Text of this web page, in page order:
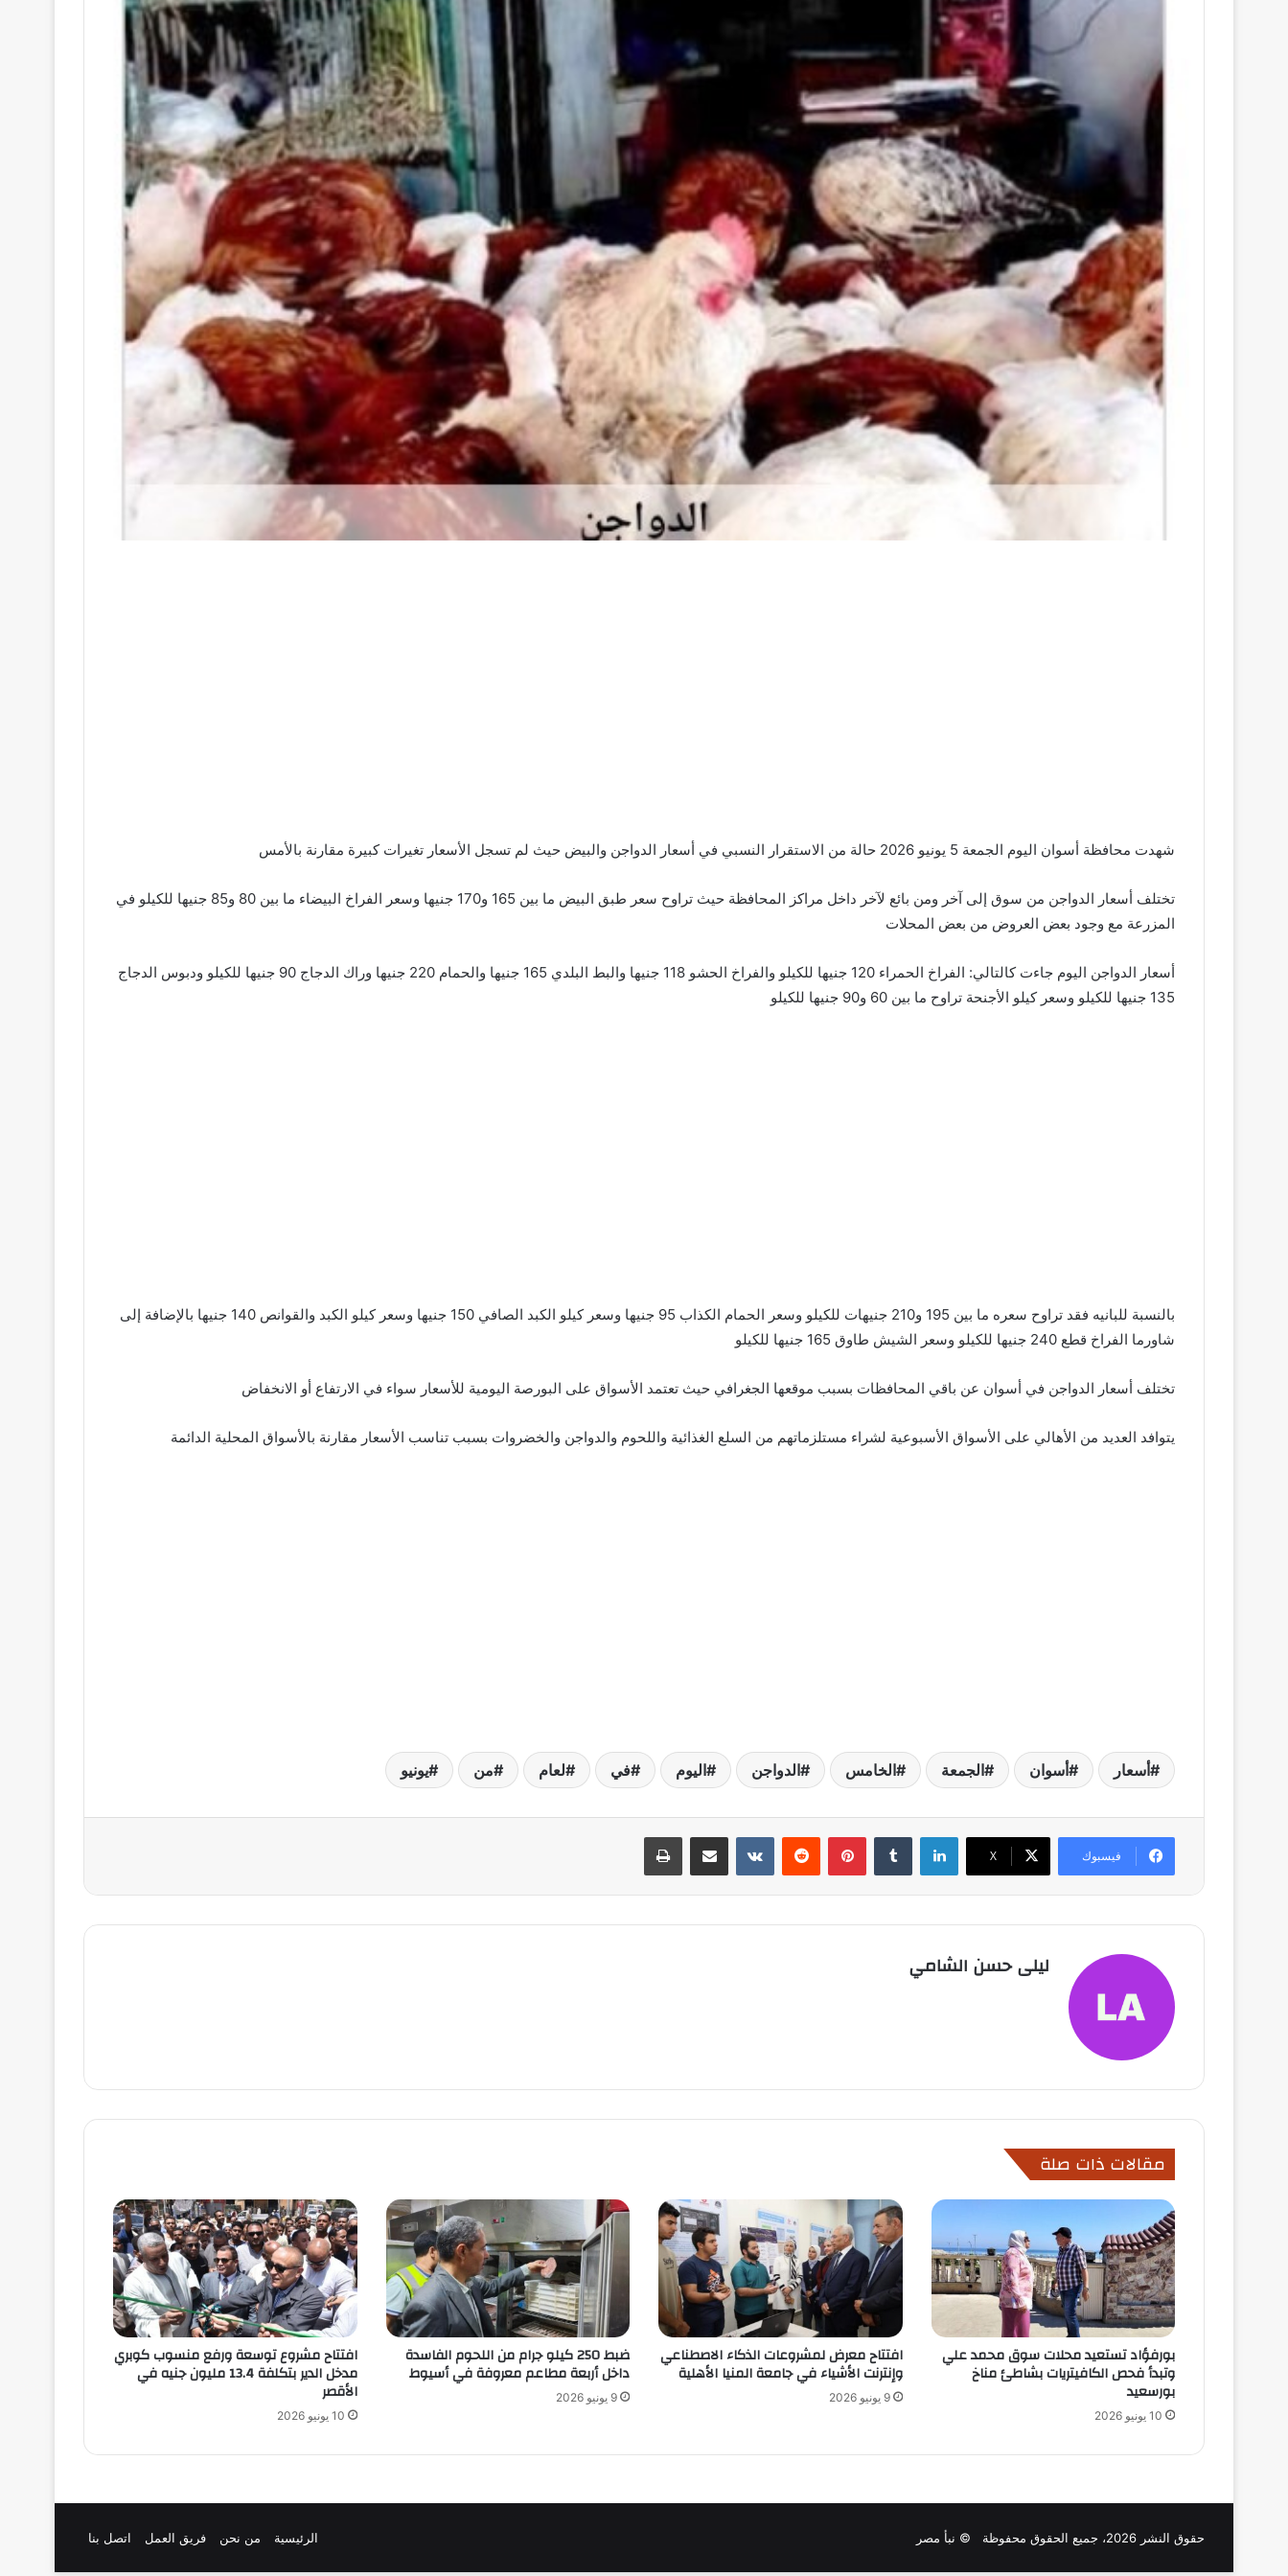
شهدت محافظة أسوان اليوم الجمعة 5 يونيو 2026 حالة من الاستقرار النسبي في أسعار الدواجن والبيض حيث لم تسجل الأسعار تغيرات كبيرة مقارنة بالأمس
تختلف أسعار الدواجن من سوق إلى آخر ومن بائع لآخر داخل مراكز المحافظة حيث تراوح سعر طبق البيض ما بين 165 و170 جنيها وسعر الفراخ البيضاء ما بين 80 و85 جنيها للكيلو في
المزرعة مع وجود بعض العروض من بعض المحلات
أسعار الدواجن اليوم جاءت كالتالي: الفراخ الحمراء 120 جنيها للكيلو والفراخ الحشو 118 جنيها والبط البلدي 165 جنيها والحمام 220 جنيها وراك الدجاج 90 جنيها للكيلو ودبوس الدجاج
135 جنيها للكيلو وسعر كيلو الأجنحة تراوح ما بين 60 و90 جنيها للكيلو
بالنسبة للبانيه فقد تراوح سعره ما بين 195 و210 جنيهات للكيلو وسعر الحمام الكذاب 95 جنيها وسعر كيلو الكبد الصافي 150 جنيها وسعر كيلو الكبد والقوانص 140 جنيها بالإضافة إلى
شاورما الفراخ قطع 240 جنيها للكيلو وسعر الشيش طاوق 165 جنيها للكيلو
تختلف أسعار الدواجن في أسوان عن باقي المحافظات بسبب موقعها الجغرافي حيث تعتمد الأسواق على البورصة اليومية للأسعار سواء في الارتفاع أو الانخفاض
يتوافد العديد من الأهالي على الأسواق الأسبوعية لشراء مستلزماتهم من السلع الغذائية واللحوم والدواجن والخضروات بسبب تناسب الأسعار مقارنة بالأسواق المحلية الدائمة
أسعار أسوان الجمعة الخامس الدواجن اليوم في لعام من يونيو
فيسبوك X
لينكدإن بينتيريست مشاركة عبر البريد طباعة
ليلى حسن الشامي
مقالات ذات صلة
بورفؤاد تستعيد محلات سوق محمد علي
وتبدأ فحص الكافيتريات بشاطئ مناخ
بورسعيد
10 يونيو 2026
افتتاح معرض لمشروعات الذكاء الاصطناعي
وإنترنت الأشياء في جامعة المنيا الأهلية
9 يونيو 2026
ضبط 250 كيلو جرام من اللحوم الفاسدة
داخل أربعة مطاعم معروفة في أسيوط
9 يونيو 2026
افتتاح مشروع توسعة ورفع منسوب كوبري
مدخل الدير بتكلفة 13.4 مليون جنيه في
الأقصر
10 يونيو 2026
حقوق النشر 2026، جميع الحقوق محفوظة © نبأ مصر الرئيسية من نحن فريق العمل اتصل بنا